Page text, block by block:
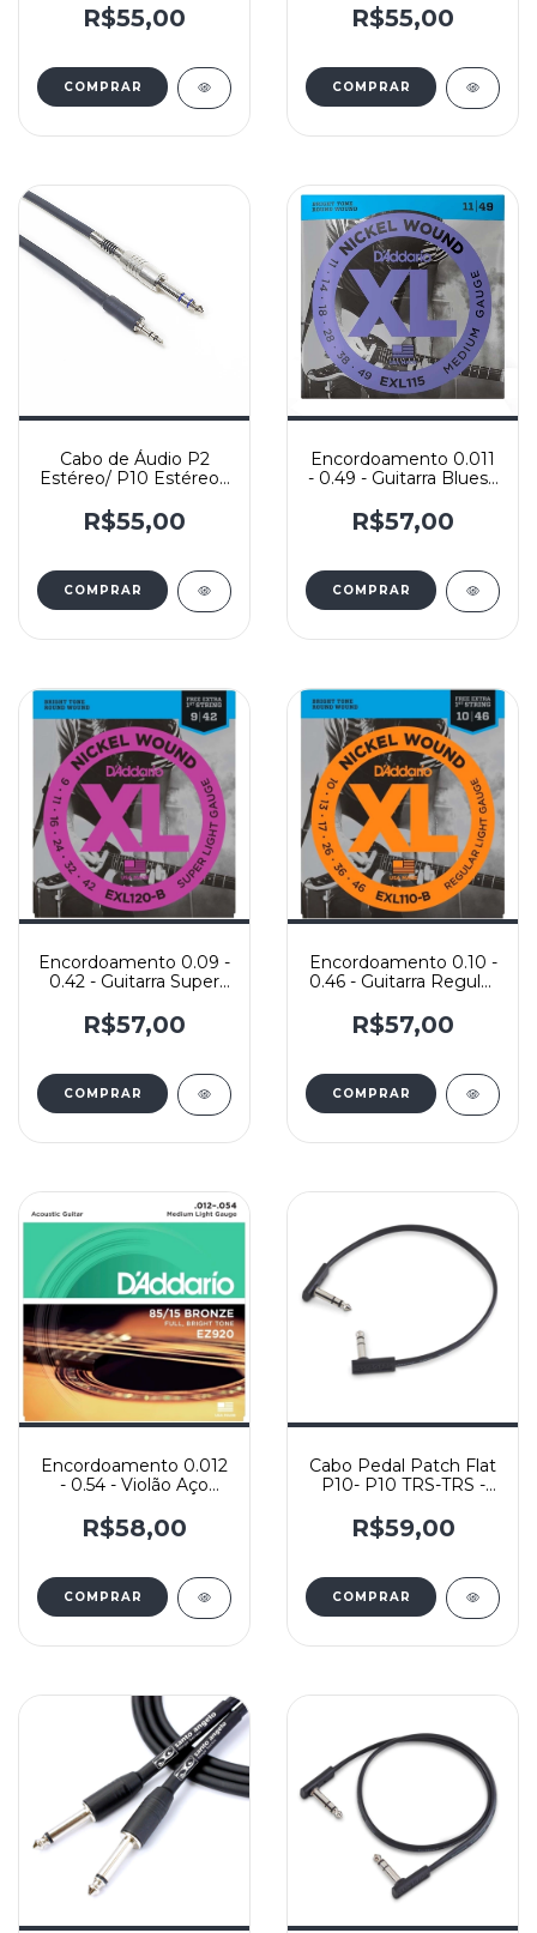
EZ910-B
R$55,00
EZ900-B
R$55,00
Cabo de Áudio P2
Estéreo/ P10 Estéreo -
e Conectores Santo
Angelo - Yashi
R$55,00
COMPRAR
Encordoamento 0.011
- 0.49 - Guitarra Blues /
EXL115-B
R$57,00
Encordoamento 0.09 -
0.42 - Guitarra Super
EXL120-B
R$57,00
Encordoamento 0.10 -
0.46 - Guitarra Regular
EXL110-B
R$57,00
Encordoamento 0.012
- 0.54 - Violão Aço
D'Addario EZ920-B
R$58,00
Cabo Pedal Patch Flat
P10- P10 TRS-TRS -
R$59,00